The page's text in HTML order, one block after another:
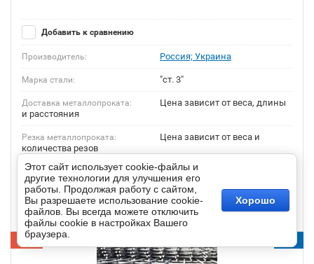
Добавить к сравнению
Производитель: Россия; Украина
Марка стали: "ст. 3"
Доставка металлопроката:
Цена зависит от веса, длины
и расстояния
Резка металлопроката:
Цена зависит от веса и
количества резов
9.68р. 8.27р. (метр)
Купить в один клик
New
Этот сайт использует cookie-файлы и
другие технологии для улучшения его
работы. Продолжая работу с сайтом,
Вы разрешаете использование cookie-
файлов. Вы всегда можете отключить
файлы cookie в настройках Вашего
браузера.
Хорошо